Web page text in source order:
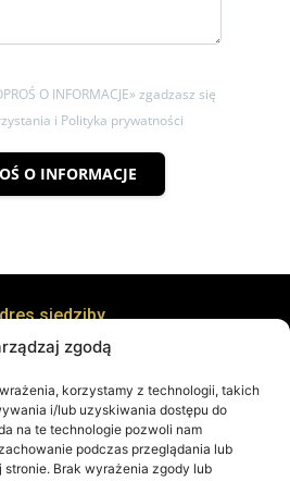
zgodą
korzystamy z technologii, takich
i/lub uzyskiwania dostępu do
na te technologie pozwoli nam
podczas przeglądania lub
Brak wyrażenia zgody lub
O INFORMACJE» zgadzasz się
i Polityka prywatności
O INFORMACJE
siedziby
8, 38-400 Krosno
Adres biura
piętro 1, 38-400 Krosno